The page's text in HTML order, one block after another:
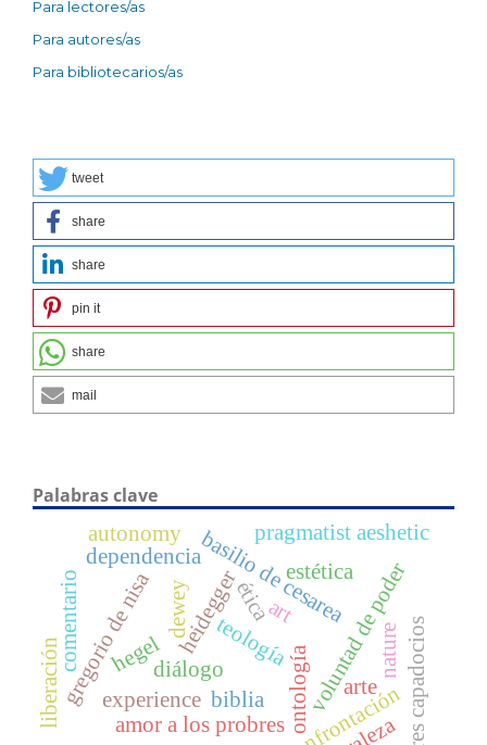
Para lectores/as
Para autores/as
Para bibliotecarios/as
tweet
share
share
pin it
share
mail
Palabras clave
biblia
teología
heidegger
hegel ontología
confrontaciónpadres capadocios
basilio de cesarea
gregorio de nisa
amor a los probres
dependencia
voluntad de poder
liberación diálogo
ética
comentario dewey
arte
art
estética
nature
experience
pragmatist aeshetic
autonomy